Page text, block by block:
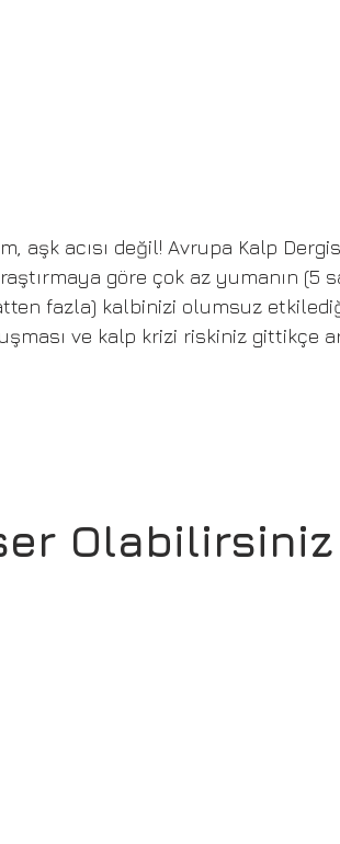
aşk acısı değil! Avrupa Kalp
göre çok az yumanın (5
fazla) kalbinizi olumsuz
ve kalp krizi riskiniz gittikçe
Olabilirsiniz